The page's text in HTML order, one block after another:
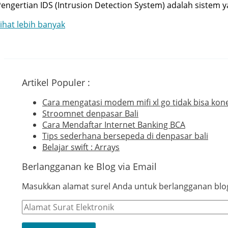
IDS (Intrusion Detection System) adalah
lebih banyak
Artikel Populer :
Cara mengatasi modem mifi xl go tidak bisa
Stroomnet denpasar Bali
Cara Mendaftar Internet Banking BCA
Tips sederhana bersepeda di denpasar bali
Belajar swift : Arrays
Berlangganan ke Blog via Email
Masukkan alamat surel Anda untuk berlangganan
Alamat
Surat